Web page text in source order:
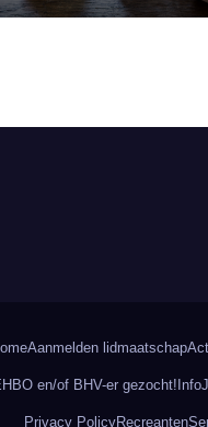
Aanmelden lidmaatschap
en/of BHV-er gezocht!Info
Privacy PolicyRecreanten